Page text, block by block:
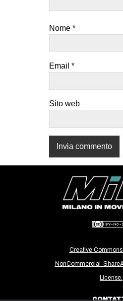
MUSICA
MEDIO
Nome *
Email *
Sito web
Creative
NonCommercial-
License.